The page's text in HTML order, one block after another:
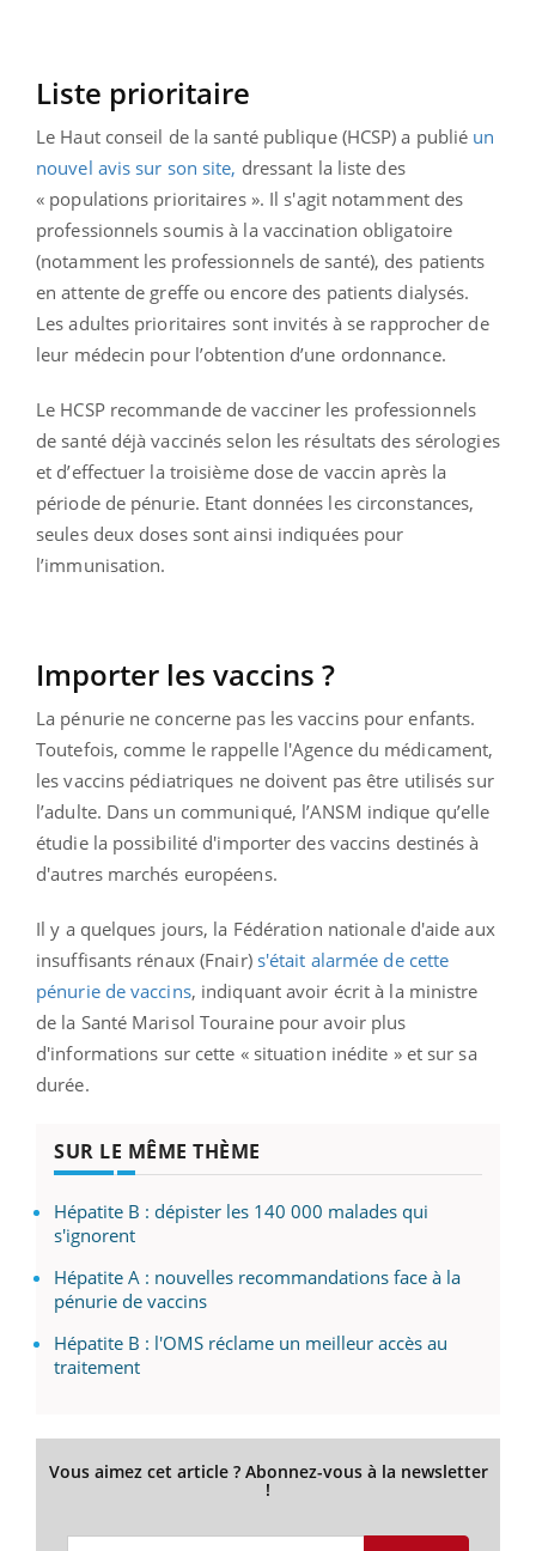
Liste prioritaire
Le Haut conseil de la santé publique (HCSP) a publié un
nouvel avis sur son site, dressant la liste des
« populations prioritaires ». Il s'agit notamment des
professionnels soumis à la vaccination obligatoire
(notamment les professionnels de santé), des patients
en attente de greffe ou encore des patients dialysés.
Les adultes prioritaires sont invités à se rapprocher de
leur médecin pour l’obtention d’une ordonnance.
Le HCSP recommande de vacciner les professionnels
de santé déjà vaccinés selon les résultats des sérologies
et d’effectuer la troisième dose de vaccin après la
période de pénurie. Etant données les circonstances,
seules deux doses sont ainsi indiquées pour
l’immunisation.
Importer les vaccins ?
La pénurie ne concerne pas les vaccins pour enfants.
Toutefois, comme le rappelle l'Agence du médicament,
les vaccins pédiatriques ne doivent pas être utilisés sur
l’adulte. Dans un communiqué, l’ANSM indique qu’elle
étudie la possibilité d'importer des vaccins destinés à
d'autres marchés européens.
Il y a quelques jours, la Fédération nationale d'aide aux
insuffisants rénaux (Fnair) s'était alarmée de cette
pénurie de vaccins, indiquant avoir écrit à la ministre
de la Santé Marisol Touraine pour avoir plus
d'informations sur cette « situation inédite » et sur sa
durée.
SUR LE MÊME THÈME
Hépatite B : dépister les 140 000 malades qui
s'ignorent
Hépatite A : nouvelles recommandations face à la
pénurie de vaccins
Hépatite B : l'OMS réclame un meilleur accès au
traitement
Vous aimez cet article ? Abonnez-vous à la newsletter
!